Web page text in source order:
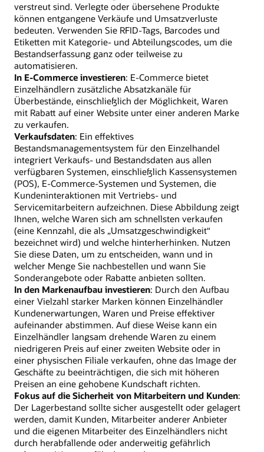
verstreut sind. Verlegte oder übersehene Produkte
können entgangene Verkäufe und Umsatzverluste
bedeuten. Verwenden Sie RFID-Tags, Barcodes und
Etiketten mit Kategorie- und Abteilungscodes, um die
Bestandserfassung ganz oder teilweise zu
automatisieren.
In E-Commerce investieren: E-Commerce bietet
Einzelhändlern zusätzliche Absatzkanäle für
Überbestände, einschließlich der Möglichkeit, Waren
mit Rabatt auf einer Website unter einer anderen Marke
zu verkaufen.
Verkaufsdaten: Ein effektives
Bestandsmanagementsystem für den Einzelhandel
integriert Verkaufs- und Bestandsdaten aus allen
verfügbaren Systemen, einschließlich Kassensystemen
(POS), E-Commerce-Systemen und Systemen, die
Kundeninteraktionen mit Vertriebs- und
Servicemitarbeitern aufzeichnen. Diese Abbildung zeigt
Ihnen, welche Waren sich am schnellsten verkaufen
(eine Kennzahl, die als „Umsatzgeschwindigkeit“
bezeichnet wird) und welche hinterherhinken. Nutzen
Sie diese Daten, um zu entscheiden, wann und in
welcher Menge Sie nachbestellen und wann Sie
Sonderangebote oder Rabatte anbieten sollten.
In den Markenaufbau investieren: Durch den Aufbau
einer Vielzahl starker Marken können Einzelhändler
Kundenerwartungen, Waren und Preise effektiver
aufeinander abstimmen. Auf diese Weise kann ein
Einzelhändler langsam drehende Waren zu einem
niedrigeren Preis auf einer zweiten Website oder in
einer physischen Filiale verkaufen, ohne das Image der
Geschäfte zu beeinträchtigen, die sich mit höheren
Preisen an eine gehobene Kundschaft richten.
Fokus auf die Sicherheit von Mitarbeitern und Kunden:
Der Lagerbestand sollte sicher ausgestellt oder gelagert
werden, damit Kunden, Mitarbeiter anderer Anbieter
und die eigenen Mitarbeiter des Einzelhändlers nicht
durch herabfallende oder anderweitig gefährlich